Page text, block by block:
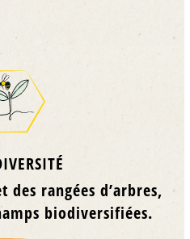
des rangées d’arbres,
biodiversifiées.